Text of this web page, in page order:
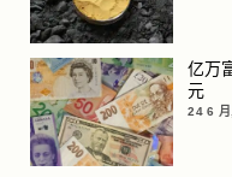
亿万
元
24 6